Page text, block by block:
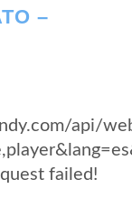
–
api/
failed!